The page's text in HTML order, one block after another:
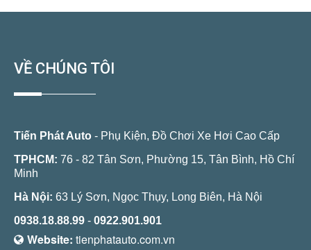
VỀ CHÚNG TÔI
Tiến Phát Auto - Phụ Kiện, Đồ Chơi Xe Hơi Cao Cấp
TPHCM: 76 - 82 Tân Sơn, Phường 15, Tân Bình, Hồ Chí
Minh
Hà Nội: 63 Lý Sơn, Ngọc Thụy, Long Biên, Hà Nội
0938.18.88.99 - 0922.901.901
Website: tienphatauto.com.vn